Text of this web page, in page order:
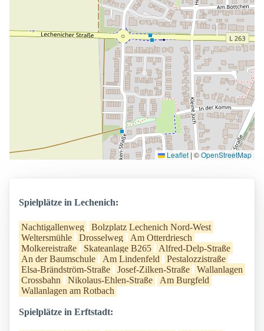
Leaflet | ©OpenStreetMap
Spielplätze in Lechenich:
Nachtigallenweg
Bolzplatz Lechenich Nord-West
Weltersmühle
Drosselweg
Am Otterdriesch
Molkereistraße
Skateanlage B265
Alfred-Delp-Straße
An der Baumschule
Am Lindenfeld
Pestalozzistraße
Elsa-Brändström-Straße
Josef-Zilken-Straße
Wallanlagen
Crossbahn
Nikolaus-Ehlen-Straße
Am Burgfeld
Wallanlagen am Rotbach
Spielplätze in Erftstadt: